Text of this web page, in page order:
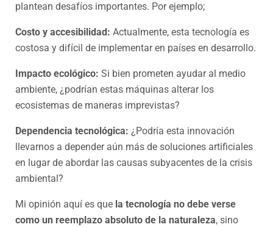
plantean desafíos importantes. Por ejemplo;
Costo y accesibilidad: Actualmente, esta tecnología es
costosa y difícil de implementar en países en desarrollo.
Impacto ecológico: Si bien prometen ayudar al medio
ambiente, ¿podrían estas máquinas alterar los
ecosistemas de maneras imprevistas?
Dependencia tecnológica: ¿Podría esta innovación
llevarnos a depender aún más de soluciones artificiales
en lugar de abordar las causas subyacentes de la crisis
ambiental?
Mi opinión aquí es que la tecnología no debe verse
como un reemplazo absoluto de la naturaleza, sino